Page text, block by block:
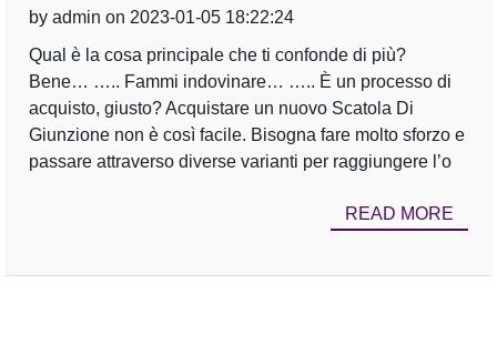
by admin on 2023-01-05 18:22:24
Qual è la cosa principale che ti confonde di più?
Bene… ….. Fammi indovinare… ….. È un processo di
acquisto, giusto? Acquistare un nuovo Scatola Di
Giunzione non è così facile. Bisogna fare molto sforzo e
passare attraverso diverse varianti per raggiungere l’o
READ MORE